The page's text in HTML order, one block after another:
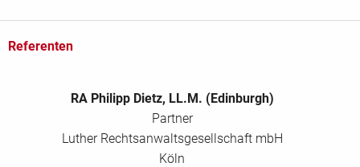
Referenten
RA Philipp Dietz, LL.M. (Edinburgh)
Partner
Luther Rechtsanwaltsgesellschaft mbH
Köln